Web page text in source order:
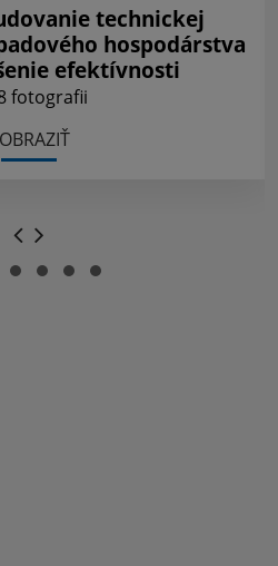
technickej
hospodárstva
efektívnosti
fotografii